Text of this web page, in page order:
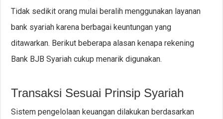
Tidak sedikit orang mulai beralih menggunakan layanan
bank syariah karena berbagai keuntungan yang
ditawarkan. Berikut beberapa alasan kenapa rekening
Bank BJB Syariah cukup menarik digunakan.
Transaksi Sesuai Prinsip Syariah
Sistem pengelolaan keuangan dilakukan berdasarkan